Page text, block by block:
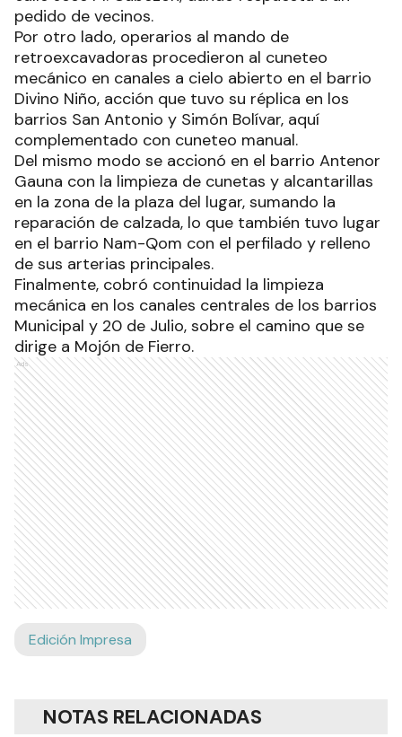
pedido de vecinos.
Por otro lado, operarios al mando de
retroexcavadoras procedieron al cuneteo
mecánico en canales a cielo abierto en el barrio
Divino Niño, acción que tuvo su réplica en los
barrios San Antonio y Simón Bolívar, aquí
complementado con cuneteo manual.
Del mismo modo se accionó en el barrio Antenor
Gauna con la limpieza de cunetas y alcantarillas
en la zona de la plaza del lugar, sumando la
reparación de calzada, lo que también tuvo lugar
en el barrio Nam-Qom con el perfilado y relleno
de sus arterias principales.
Finalmente, cobró continuidad la limpieza
mecánica en los canales centrales de los barrios
Municipal y 20 de Julio, sobre el camino que se
dirige a Mojón de Fierro.
Ads
Edición Impresa
NOTAS RELACIONADAS